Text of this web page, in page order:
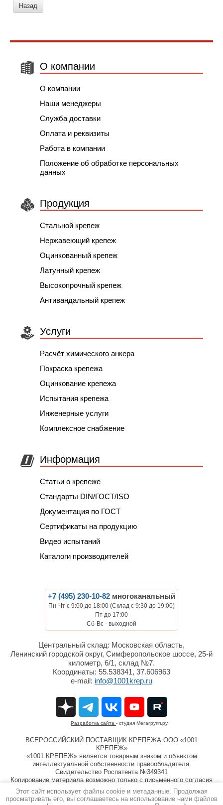
Назад
О компании
О компании
Наши менеджеры
Служба доставки
Оплата и реквизиты
Работа в компании
Положение об обработке персональных
данных
Продукция
Стальной крепеж
Нержавеющий крепеж
Оцинкованный крепеж
Латунный крепеж
Высокопрочный крепеж
Антивандальный крепеж
Услуги
Расчёт химического анкера
Покраска крепежа
Оцинкование крепежа
Испытания крепежа
Инженерные услуги
Комплексное снабжение
Информация
Статьи о крепеже
Стандарты DIN/ГОСТ/ISO
Документация по ГОСТ
Сертификаты на продукцию
Видео испытаний
Каталоги производителей
+7 (495) 230-10-82 многоканальный
Пн-Чт с 9:00 до 18:00 (Склад с 9:30 до 19:00)
Пт до 17:00
Сб-Вс - выходной
Центральный склад: Московская область,
Ленинский городской округ, Симферопольское шоссе, 25-й
километр, 6/1, склад №7.
Координаты: 55.538341, 37.606963
e-mail: info@1001krep.ru
Разработка сайта - студия Мегагрупп.ру.
ВСЕРОССИЙСКИЙ ПОСТАВЩИК КРЕПЕЖА ООО «1001
КРЕПЕЖ»
«1001 КРЕПЕЖ» является товарным знаком и объектом
интеллектуальной собственности правообладателя.
Свидетельство Роспатента №349341
Копирование материала возможно только с письменного согласия
компании ООО «1001 КРЕПЕЖ»
Информация на сайте 1001krep.ru не является публичной
Этот сайт использует файлы cookie и метаданные. Продолжая
просматривать его, вы соглашаетесь на использование нами файлов